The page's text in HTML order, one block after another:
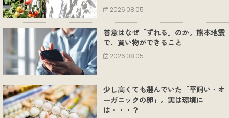
2026.08.05
善意はなぜ「ずれる」のか。熊本地震
で、買い物ができること
2026.08.05
少し高くても選んでいた「平飼い・オ
ーガニックの卵」。実は環境に
は・・・？